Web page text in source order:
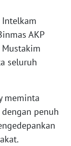
AKP
Mustakim
seluruh
meminta
penuh